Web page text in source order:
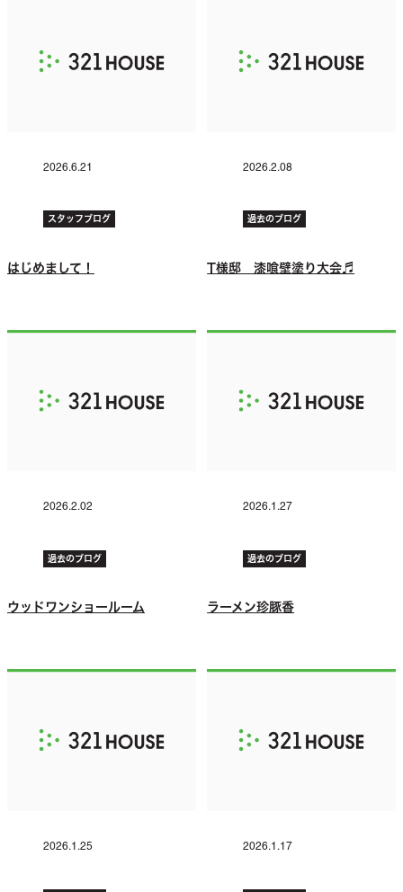
2026.6.21
スタッフブログ
はじめまして！
2026.2.08
過去のブログ
T様邸 漆喰壁塗り大会♬
2026.2.02
過去のブログ
ウッドワンショールーム
2026.1.27
過去のブログ
ラーメン珍豚香
2026.1.25 2026.1.17